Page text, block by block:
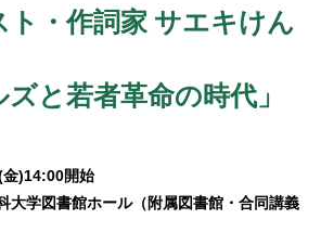
ト・作詞家 サエキけん
ズと若者革命の時代」
)14:00開始
図書館ホール（附属図書館・合同講義